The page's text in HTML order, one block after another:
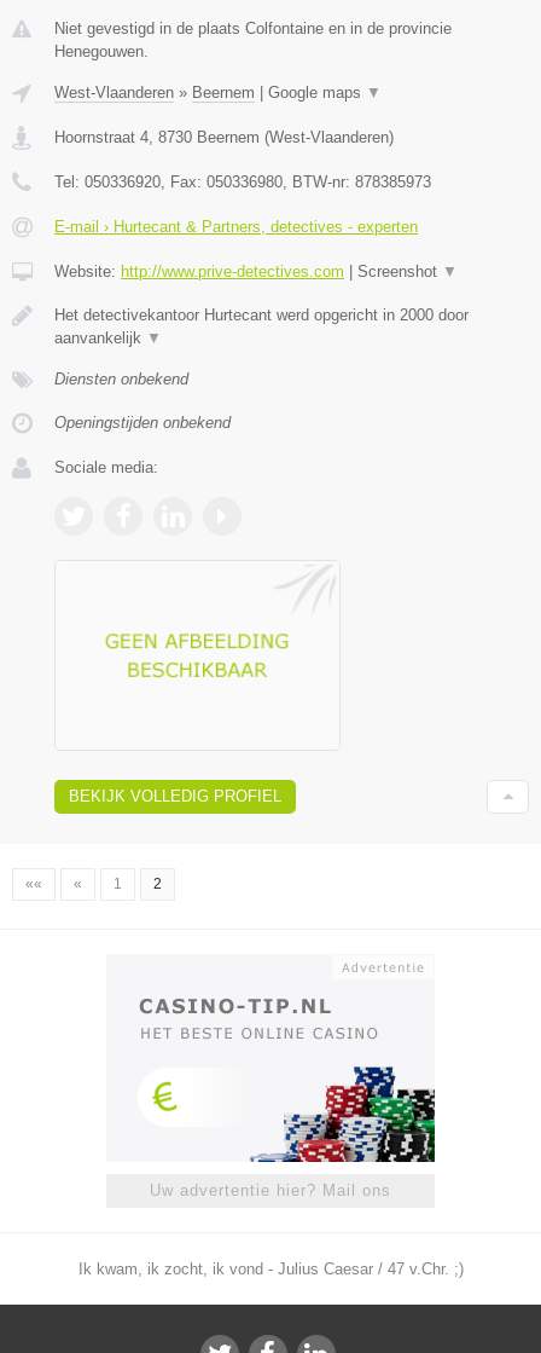
Niet gevestigd in de plaats Colfontaine en in de provincie
Henegouwen.
West-Vlaanderen » Beernem Google maps ▼
Hoornstraat 4 8730 Beernem (West-Vlaanderen)
Tel: 050336920 , Fax: 050336980 , BTW-nr: 878385973
E-mail › Hurtecant & Partners, detectives - experten
Website: http://www.prive-detectives.com Screenshot ▼
Het detectivekantoor Hurtecant werd opgericht in 2000 door
aanvankelijk ▼
Diensten onbekend
Openingstijden onbekend
Sociale media:
BEKIJK VOLLEDIG PROFIEL
«« « 1 2
Uw advertentie hier? Mail ons
Ik kwam, ik zocht, ik vond - Julius Caesar / 47 v.Chr. ;)